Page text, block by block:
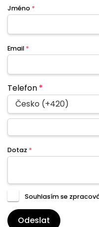
Jméno *
Email *
Telefon*
Česko (+420)
Dotaz *
Souhlasím se
Odeslat